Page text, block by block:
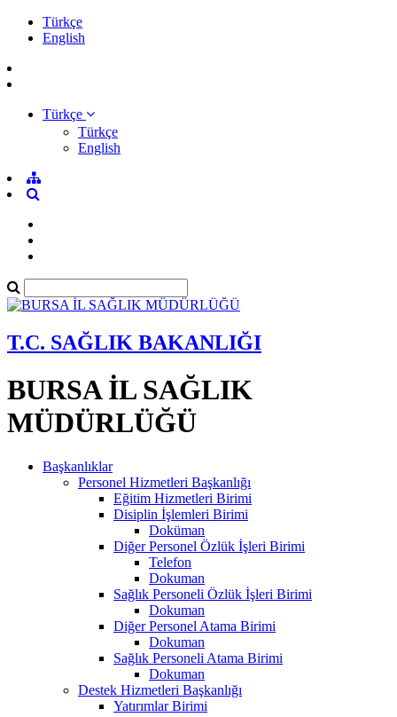
Türkçe
English
Türkçe
Türkçe
English
T.C. SAĞLIK BAKANLIĞI
BURSA İL SAĞLIK
MÜDÜRLÜĞÜ
Başkanlıklar
Personel Hizmetleri Başkanlığı
Eğitim Hizmetleri Birimi
Disiplin İşlemleri Birimi
Doküman
Diğer Personel Özlük İşleri Birimi
Telefon
Dokuman
Sağlık Personeli Özlük İşleri Birimi
Dokuman
Diğer Personel Atama Birimi
Dokuman
Sağlık Personeli Atama Birimi
Dokuman
Destek Hizmetleri Başkanlığı
Yatırımlar Birimi